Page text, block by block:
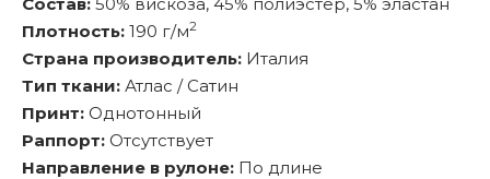
Плотность: 190 г/м2
Страна производитель: Италия
Тип ткани: Атлас / Сатин
Принт: Однотонный
Раппорт: Отсутствует
Направление в рулоне: По длине